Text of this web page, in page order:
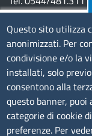
Pec:
Bandi di gara
Bilanci
Concorsi e selezioni
Procedimenti
Questo sito utilizza
anonimizzati. Per
condivisione e/o la
installati, solo
consentono alla
questo banner,
categorie di cookie
preferenze. Per